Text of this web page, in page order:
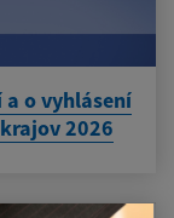
o vyhlásení
2026